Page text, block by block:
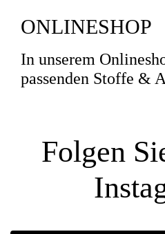
ONLINESHOP
In unserem
passenden Stoffe &
Folgen